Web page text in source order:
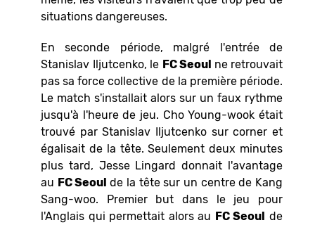
situations dangereuses.
En seconde période, malgré l'entrée de
Stanislav Iljutcenko, le FC Seoul ne retrouvait
pas sa force collective de la première période.
Le match s'installait alors sur un faux rythme
jusqu'à l'heure de jeu. Cho Young-wook était
trouvé par Stanislav Iljutcenko sur corner et
égalisait de la tête. Seulement deux minutes
plus tard, Jesse Lingard donnait l'avantage
au FC Seoulde la tête sur un centre de Kang
Sang-woo. Premier but dans le jeu pour
l'Anglais qui permettait alors au FC Seoul de